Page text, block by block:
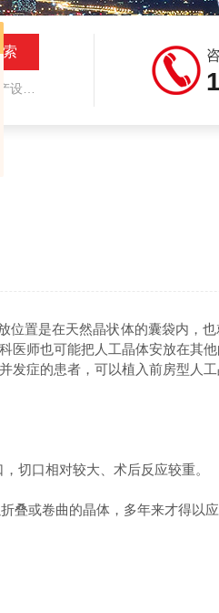
环保设备
位置是在天然晶状体的囊袋内，
医师也可能把人工晶体安放在其
发症的患者，可以植入前房型人
口相对较大、术后反应较重。
或卷曲的晶体，多年来才得以应